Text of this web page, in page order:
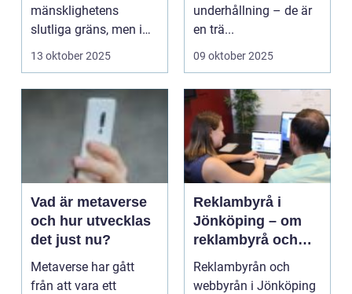
mänsklighetens
slutliga gräns, men i
takt med att sat...
13 oktober 2025
underhållning – de är
en trä...
09 oktober 2025
Vad är metaverse
och hur utvecklas
det just nu?
Metaverse har gått
från att vara ett
Reklambyrå i
Jönköping – om
reklambyrå och
webbyrå i
Jönköping
Reklambyrån och
webbyrån i Jönköping